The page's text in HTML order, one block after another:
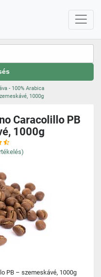
- 100% Arabica
1000g
Caracolillo PB
1000g
PB – szemeskávé, 1000g